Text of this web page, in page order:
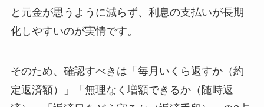
と元金が思うように減らず、利息の支払いが長期
化しやすいのが実情です。
そのため、確認すべきは「毎月いくら返すか（約
定返済額）」「無理なく増額できるか（随時返